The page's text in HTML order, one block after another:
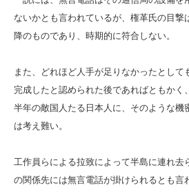
ないかとも言われているが、権革氏の目撃
降のものであり、時期的に符合しない。
また、どれほど人手が足りなかったとして
完成したと認められた後であればともかく
半年の敵国人たる日本人に、そのような機
は考え難い。
工作員らによる拉致によって半島に連れ去
の関係先には無言電話が掛けられるとも言